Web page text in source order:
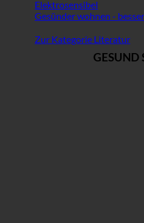
Elektrosensibel
Gesünder wohnen -
Zur Kategorie Literatur
GESUND